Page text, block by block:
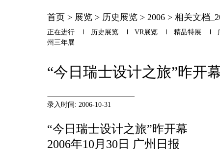
首页 > 展览 > 历史展览 > 2006 > 相关文档
正在进行 历史展览 VR展览 精品特展
州三年展
“今日瑞士设计之旅”昨开
录入时间: 2006-10-31
“今日瑞士设计之旅”昨开幕
2006年10月30日 广州日报